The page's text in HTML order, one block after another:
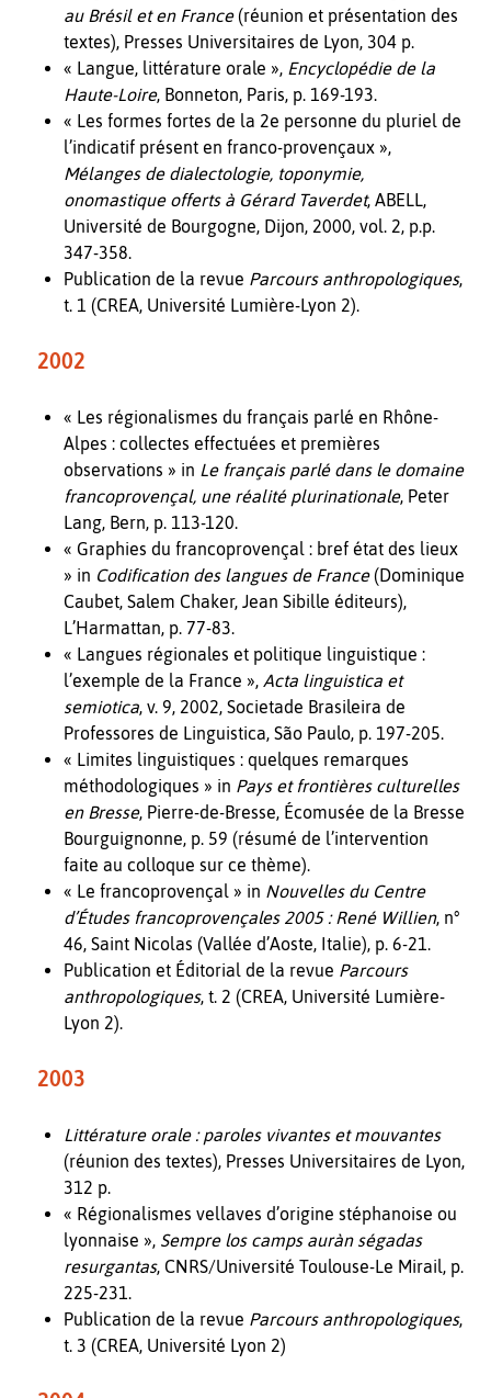
au Brésil et en France(réunion et présentation des
textes), Presses Universitaires de Lyon, 304 p.
« Langue, littérature orale », Encyclopédie de la
Haute-Loire, Bonneton, Paris, p. 169-193.
« Les formes fortes de la 2e personne du pluriel de
l’indicatif présent en franco-provençaux »,
Mélanges de dialectologie, toponymie,
onomastique offerts à Gérard Taverdet, ABELL,
Université de Bourgogne, Dijon, 2000, vol. 2, p.p.
347-358.
Publication de la revue Parcours anthropologiques,
t. 1 (CREA, Université Lumière-Lyon 2).
2002
« Les régionalismes du français parlé en Rhône-
Alpes : collectes effectuées et premières
observations » in Le français parlé dans le domaine
francoprovençal, une réalité plurinationale, Peter
Lang, Bern, p. 113-120.
« Graphies du francoprovençal : bref état des lieux
» in Codification des langues de France(Dominique
Caubet, Salem Chaker, Jean Sibille éditeurs),
L’Harmattan, p. 77-83.
« Langues régionales et politique linguistique :
l’exemple de la France », Acta linguistica et
semiotica, v. 9, 2002, Societade Brasileira de
Professores de Linguistica, São Paulo, p. 197-205.
« Limites linguistiques : quelques remarques
méthodologiques » in Pays et frontières culturelles
en Bresse, Pierre-de-Bresse, Écomusée de la Bresse
Bourguignonne, p. 59 (résumé de l’intervention
faite au colloque sur ce thème).
« Le francoprovençal » in Nouvelles du Centre
d’Études francoprovençales 2005 : René Willien, n°
46, Saint Nicolas (Vallée d’Aoste, Italie), p. 6-21.
Publication et Éditorial de la revue Parcours
anthropologiques, t. 2 (CREA, Université Lumière-
Lyon 2).
2003
Littérature orale : paroles vivantes et mouvantes
(réunion des textes), Presses Universitaires de Lyon,
312 p.
« Régionalismes vellaves d’origine stéphanoise ou
lyonnaise », Sempre los camps auràn ségadas
resurgantas, CNRS/Université Toulouse-Le Mirail, p.
225-231.
Publication de la revue Parcours anthropologiques,
t. 3 (CREA, Université Lyon 2)